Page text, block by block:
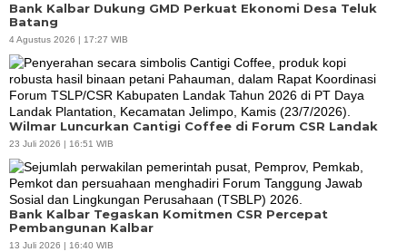
Bank Kalbar Dukung GMD Perkuat Ekonomi Desa Teluk
Batang
4 Agustus 2026 | 17:27 WIB
Wilmar Luncurkan Cantigi Coffee di Forum CSR Landak
23 Juli 2026 | 16:51 WIB
Bank Kalbar Tegaskan Komitmen CSR Percepat
Pembangunan Kalbar
13 Juli 2026 | 16:40 WIB